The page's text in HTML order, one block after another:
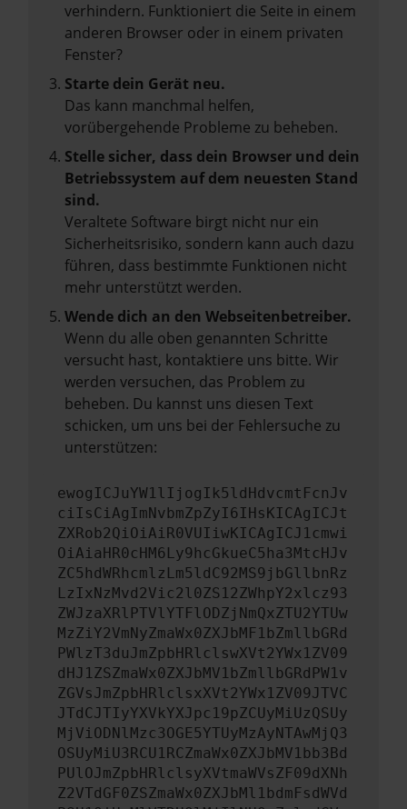
verhindern. Funktioniert die Seite in einem
anderen Browser oder in einem privaten
Fenster?
Starte dein Gerät neu.
Das kann manchmal helfen,
vorübergehende Probleme zu beheben.
Stelle sicher, dass dein Browser und dein
Betriebssystem auf dem neuesten Stand
sind.
Veraltete Software birgt nicht nur ein
Sicherheitsrisiko, sondern kann auch dazu
führen, dass bestimmte Funktionen nicht
mehr unterstützt werden.
Wende dich an den Webseitenbetreiber.
Wenn du alle oben genannten Schritte
versucht hast, kontaktiere uns bitte. Wir
werden versuchen, das Problem zu
beheben. Du kannst uns diesen Text
schicken, um uns bei der Fehlersuche zu
unterstützen:
ewogICJuYW1lIjogIk5ldHdvcmtFcnJv
ciIsCiAgImNvbmZpZyI6IHsKICAgICJt
ZXRob2QiOiAiR0VUIiwKICAgICJ1cmwi
OiAiaHR0cHM6Ly9hcGkueC5ha3MtcHJv
ZC5hdWRhcmlzLm5ldC92MS9jbGllbnRz
LzIxNzMvd2Vic2l0ZS12ZWhpY2xlcz93
ZWJzaXRlPTVlYTFlODZjNmQxZTU2YTUw
MzZiY2VmNyZmaWx0ZXJbMF1bZmllbGRd
PWlzT3duJmZpbHRlclswXVt2YWx1ZV09
dHJ1ZSZmaWx0ZXJbMV1bZmllbGRdPW1v
ZGVsJmZpbHRlclsxXVt2YWx1ZV09JTVC
JTdCJTIyYXVkYXJpc19pZCUyMiUzQSUy
MjViODNlMzc3OGE5YTUyMzAyNTAwMjQ3
OSUyMiU3RCU1RCZmaWx0ZXJbMV1bb3Bd
PUlOJmZpbHRlclsyXVtmaWVsZF09dXNh
Z2VTdGF0ZSZmaWx0ZXJbMl1bdmFsdWVd